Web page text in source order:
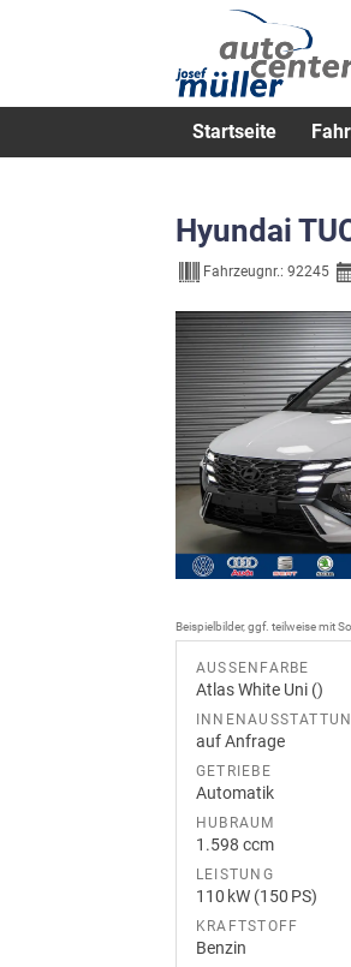
Startseite
Hyundai
Fahrzeugnr.: 92245
Beispielbilder, ggf. teilweise mit
AUSSENFARBE
Atlas White Uni ()
auf Anfrage
GETRIEBE
Automatik
HUBRAUM
1.598 ccm
LEISTUNG
110 kW (150 PS)
KRAFTSTOFF
Benzin